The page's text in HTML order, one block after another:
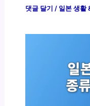
댓글 달기 / 일본 생활